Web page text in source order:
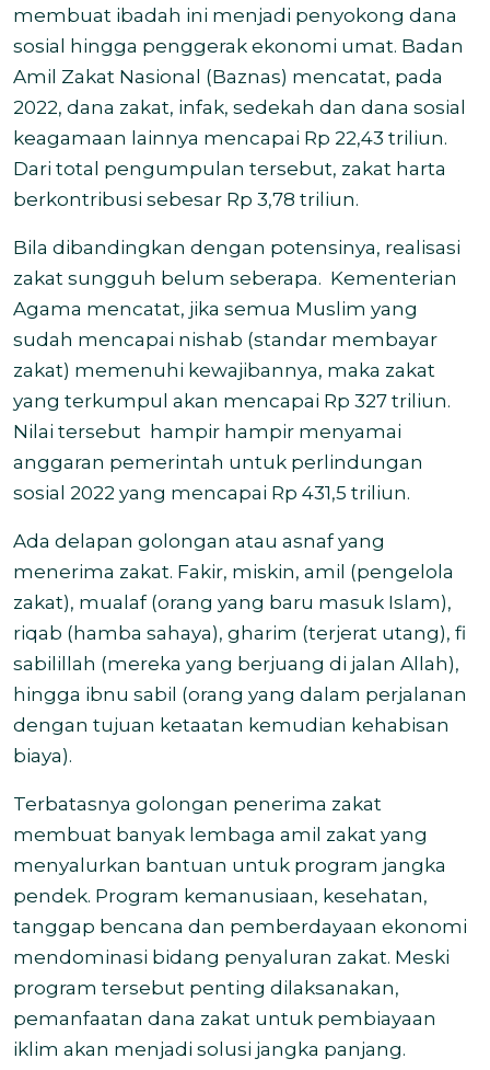
membuat ibadah ini menjadi penyokong dana
sosial hingga penggerak ekonomi umat. Badan
Amil Zakat Nasional (Baznas) mencatat, pada
2022, dana zakat, infak, sedekah dan dana sosial
keagamaan lainnya mencapai Rp 22,43 triliun.
Dari total pengumpulan tersebut, zakat harta
berkontribusi sebesar Rp 3,78 triliun.
Bila dibandingkan dengan potensinya, realisasi
zakat sungguh belum seberapa. Kementerian
Agama mencatat, jika semua Muslim yang
sudah mencapai nishab (standar membayar
zakat) memenuhi kewajibannya, maka zakat
yang terkumpul akan mencapai Rp 327 triliun.
Nilai tersebut hampir hampir menyamai
anggaran pemerintah untuk perlindungan
sosial 2022 yang mencapai Rp 431,5 triliun.
Ada delapan golongan atau asnaf yang
menerima zakat. Fakir, miskin, amil (pengelola
zakat), mualaf (orang yang baru masuk Islam),
riqab (hamba sahaya), gharim (terjerat utang), fi
sabilillah (mereka yang berjuang di jalan Allah),
hingga ibnu sabil (orang yang dalam perjalanan
dengan tujuan ketaatan kemudian kehabisan
biaya).
Terbatasnya golongan penerima zakat
membuat banyak lembaga amil zakat yang
menyalurkan bantuan untuk program jangka
pendek. Program kemanusiaan, kesehatan,
tanggap bencana dan pemberdayaan ekonomi
mendominasi bidang penyaluran zakat. Meski
program tersebut penting dilaksanakan,
pemanfaatan dana zakat untuk pembiayaan
iklim akan menjadi solusi jangka panjang.